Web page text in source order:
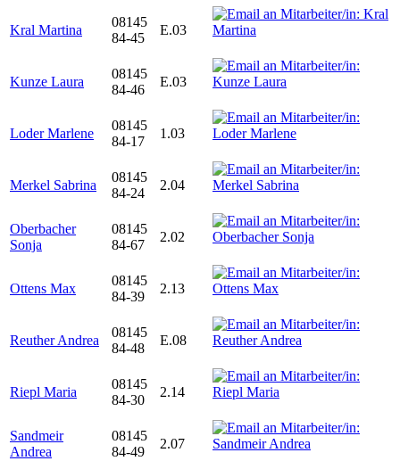
Kral Martina
08145
84-45
E.03
Kunze Laura
08145
84-46
E.03
Loder Marlene
08145
84-17
1.03
Merkel Sabrina
08145
84-24
2.04
Oberbacher
Sonja
08145
84-67
2.02
Ottens Max
08145
84-39
2.13
Reuther Andrea
08145
84-48
E.08
Riepl Maria
08145
84-30
2.14
Sandmeir
Andrea
08145
84-49
2.07